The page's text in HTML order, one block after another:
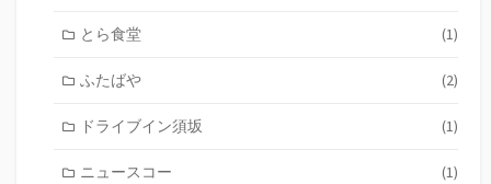
とら食堂 (1)
ふたばや (2)
ドライブイン須坂 (1)
ニュースコー (1)